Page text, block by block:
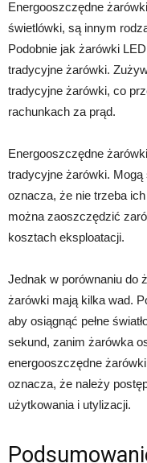
Energooszczędne
świetlówki, są innym
Podobnie jak żarówki
tradycyjne żarówki.
tradycyjne żarówki, co
rachunkach za prąd.
Energooszczędne
tradycyjne żarówki. Mogą
oznacza, że nie trzeba
można zaoszczędzić
kosztach eksploatacji.
Jednak w porównaniu do
żarówki mają kilka wad.
aby osiągnąć pełne
sekund, zanim żarówka
energooszczędne
oznacza, że należy
użytkowania i utylizacji.